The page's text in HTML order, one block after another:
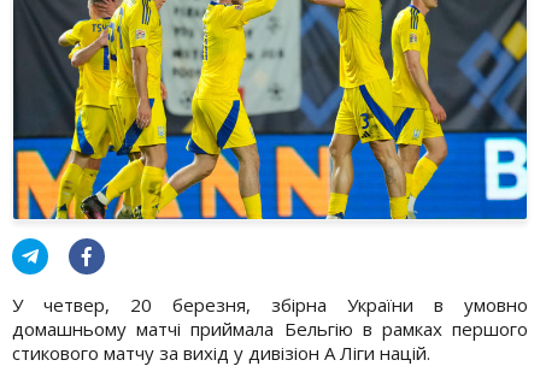
У четвер, 20 березня, збірна України в умовно
домашньому матчі приймала Бельгію в рамках першого
стикового матчу за вихід у дивізіон А Ліги націй.